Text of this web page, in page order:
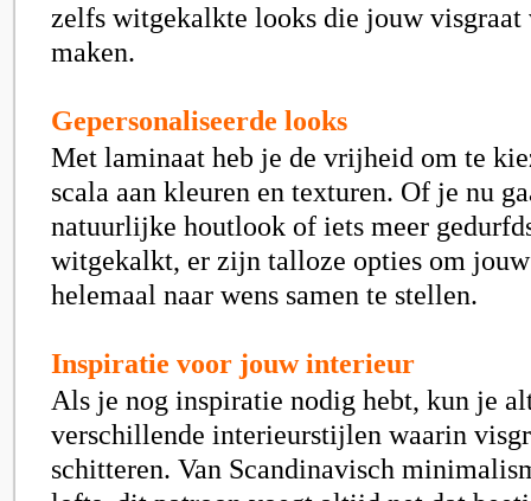
zelfs witgekalkte looks die jouw
maken.
Gepersonaliseerde looks
Met laminaat heb je de vrijheid om te
scala aan kleuren en texturen. Of je nu
natuurlijke houtlook of iets meer
witgekalkt, er zijn talloze opties om
helemaal naar wens samen te stellen.
Inspiratie voor jouw interieur
Als je nog inspiratie nodig hebt, kun je
verschillende interieurstijlen waarin
schitteren. Van Scandinavisch